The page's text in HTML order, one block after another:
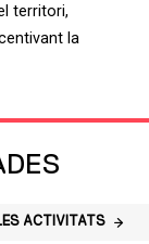
territori,
la
ACTIVITATS